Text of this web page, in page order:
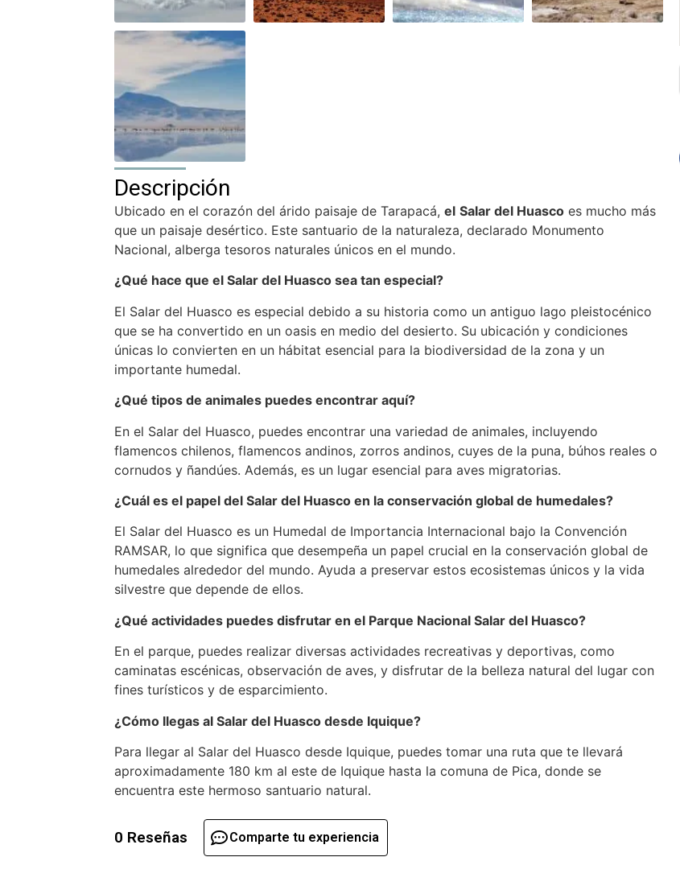
Descripción
Ubicado en el corazón del árido paisaje de Tarapacá, el Salar del Huasco es mucho más
que un paisaje desértico. Este santuario de la naturaleza, declarado Monumento
Nacional, alberga tesoros naturales únicos en el mundo.
¿Qué hace que el Salar del Huasco sea tan especial?
El Salar del Huasco es especial debido a su historia como un antiguo lago pleistocénico
que se ha convertido en un oasis en medio del desierto. Su ubicación y condiciones
únicas lo convierten en un hábitat esencial para la biodiversidad de la zona y un
importante humedal.
¿Qué tipos de animales puedes encontrar aquí?
En el Salar del Huasco, puedes encontrar una variedad de animales, incluyendo
flamencos chilenos, flamencos andinos, zorros andinos, cuyes de la puna, búhos reales o
cornudos y ñandúes. Además, es un lugar esencial para aves migratorias.
¿Cuál es el papel del Salar del Huasco en la conservación global de humedales?
El Salar del Huasco es un Humedal de Importancia Internacional bajo la Convención
RAMSAR, lo que significa que desempeña un papel crucial en la conservación global de
humedales alrededor del mundo. Ayuda a preservar estos ecosistemas únicos y la vida
silvestre que depende de ellos.
¿Qué actividades puedes disfrutar en el Parque Nacional Salar del Huasco?
En el parque, puedes realizar diversas actividades recreativas y deportivas, como
caminatas escénicas, observación de aves, y disfrutar de la belleza natural del lugar con
fines turísticos y de esparcimiento.
¿Cómo llegas al Salar del Huasco desde Iquique?
Para llegar al Salar del Huasco desde Iquique, puedes tomar una ruta que te llevará
aproximadamente 180 km al este de Iquique hasta la comuna de Pica, donde se
encuentra este hermoso santuario natural.
0 Reseñas Comparte tu experiencia